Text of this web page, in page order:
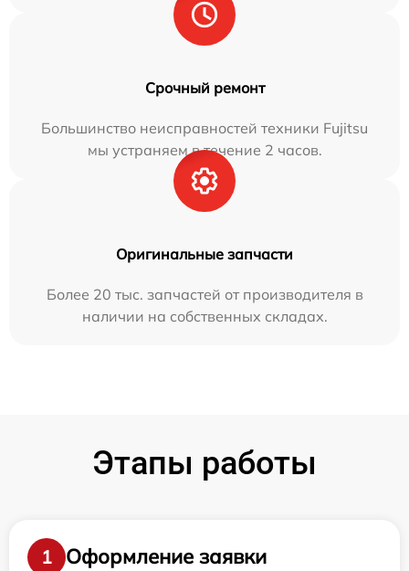
Срочный ремонт
Большинство неисправностей техники Fujitsu
мы устраняем в течение 2 часов.
Оригинальные запчасти
Более 20 тыс. запчастей от производителя в
наличии на собственных складах.
Этапы работы
1
Оформление заявки